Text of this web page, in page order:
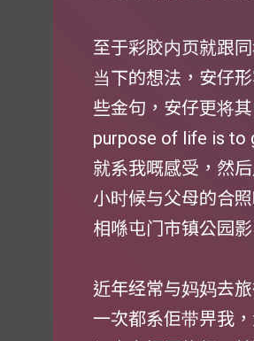
至于彩胶内页就跟
当下的想法，安仔
些金句，安仔更将
purpose of life is to
就系我嘅感受，然
小时候与父母的合
相喺屯门市镇公园
近年经常与妈妈去
一次都系佢带畀我